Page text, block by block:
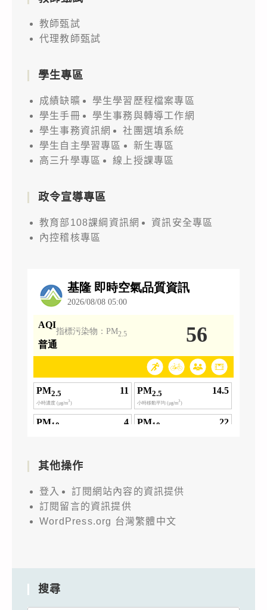
教師甄試
代理教師甄試
學生專區
成績缺曠
學生學習歷程檔案專區
學生手冊
學生事務與轉導工作網
學生事務資訊網
社團選填系統
學生自主學習專區
新生專區
高三升學專區
線上授課專區
政令宣導專區
教育部108課綱資訊網
資訊安全專區
內控稽核專區
其他操作
登入
訂閱網站內容的資訊提供
訂閱留言的資訊提供
WordPress.org 台灣繁體中文
搜尋